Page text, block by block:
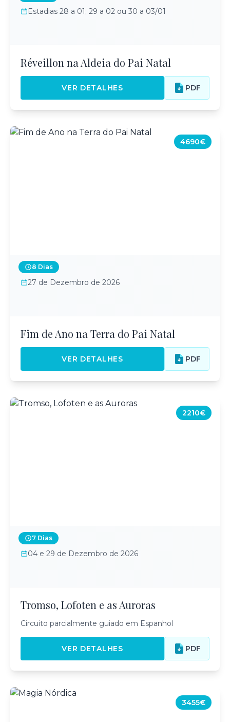
Estadias 28 a 01; 29 a 02 ou 30 a 03/01
Réveillon na Aldeia do Pai Natal
VER DETALHES PDF
4690€
8 Dias
27 de Dezembro de 2026
Fim de Ano na Terra do Pai Natal
VER DETALHES PDF
2210€
7 Dias
04 e 29 de Dezembro de 2026
Tromso, Lofoten e as Auroras
Circuito parcialmente guiado em Espanhol
VER DETALHES PDF
3455€